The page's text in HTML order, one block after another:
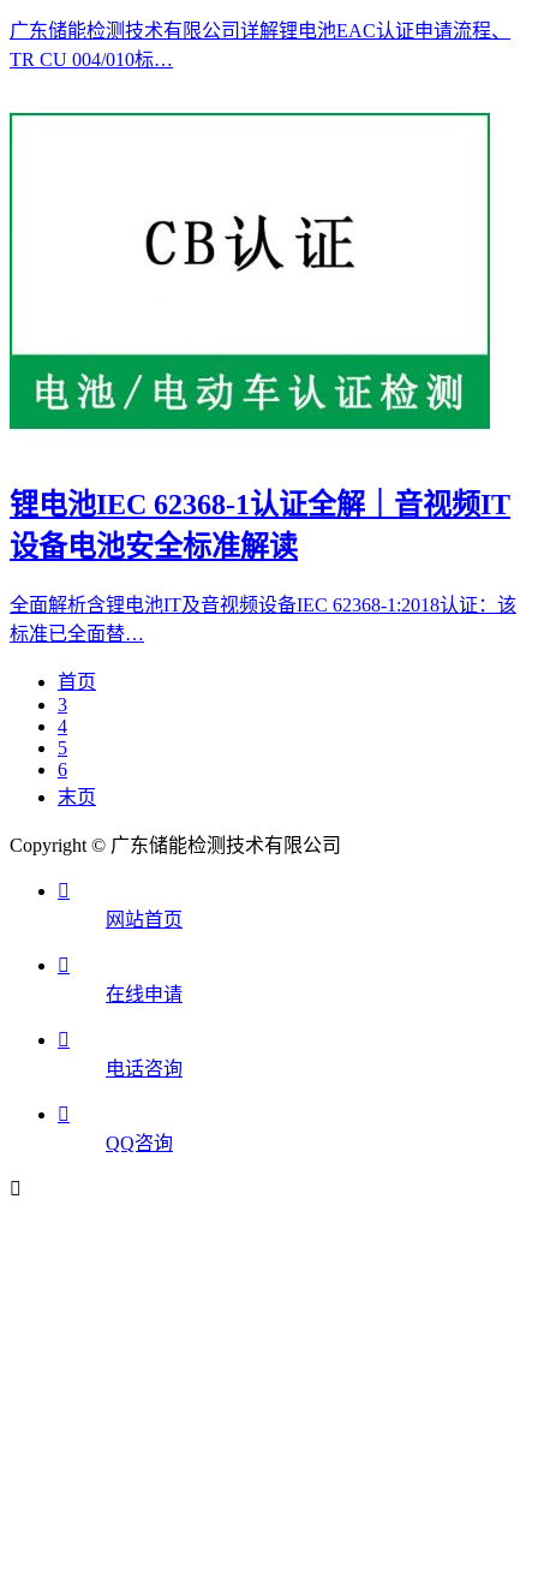
广东储能检测技术有限公司详解锂电池EAC认证申请流程、
TR CU 004/010标…
锂电池IEC 62368-1认证全解｜音视频IT
设备电池安全标准解读
全面解析含锂电池IT及音视频设备IEC 62368-1:2018认证：该
标准已全面替…
首页
3
4
5
6
末页
Copyright © 广东储能检测技术有限公司

网站首页

在线申请

电话咨询

QQ咨询
